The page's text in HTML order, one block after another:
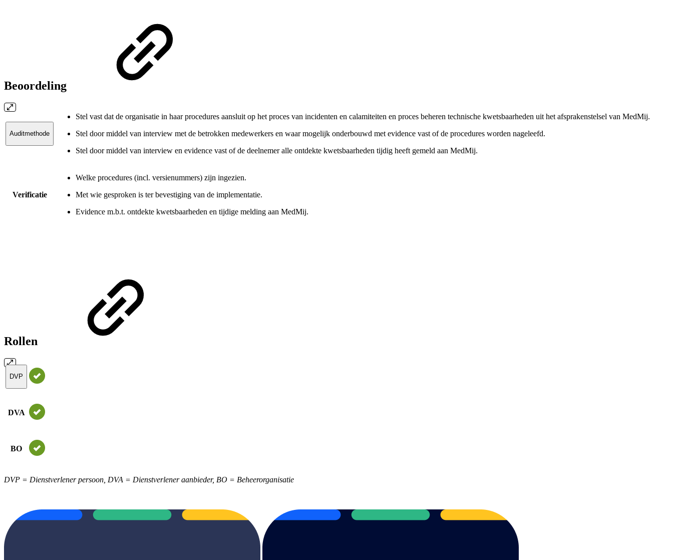
Beoordeling
Auditmethode
Stel vast dat de organisatie in haar procedures aansluit op het proces van incidenten en calamiteiten en proces beheren technische kwetsbaarheden uit het afsprakenstelsel van MedMij.
Stel door middel van interview met de betrokken medewerkers en waar mogelijk onderbouwd met evidence vast of de procedures worden nageleefd.
Stel door middel van interview en evidence vast of de deelnemer alle ontdekte kwetsbaarheden tijdig heeft gemeld aan MedMij.
Verificatie
Welke procedures (incl. versienummers) zijn ingezien.
Met wie gesproken is ter bevestiging van de implementatie.
Evidence m.b.t. ontdekte kwetsbaarheden en tijdige melding aan MedMij.
Rollen
DVP
DVA
BO
DVP = Dienstverlener persoon, DVA = Dienstverlener aanbieder, BO = Beheerorganisatie